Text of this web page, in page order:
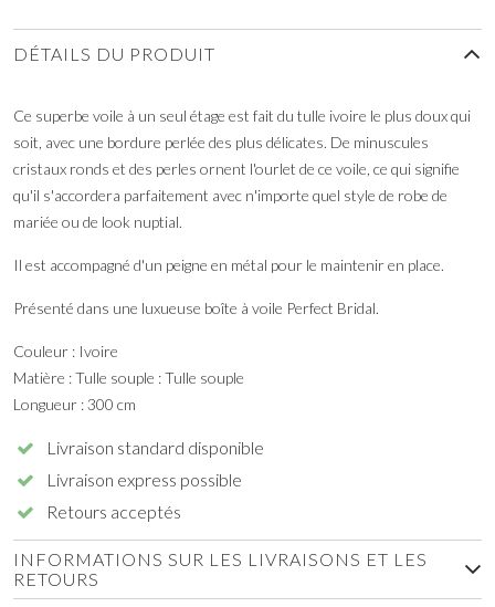
DÉTAILS DU PRODUIT
Ce superbe voile à un seul étage est fait du tulle ivoire le plus doux qui
soit, avec une bordure perlée des plus délicates. De minuscules
cristaux ronds et des perles ornent l'ourlet de ce voile, ce qui signifie
qu'il s'accordera parfaitement avec n'importe quel style de robe de
mariée ou de look nuptial.
Il est accompagné d'un peigne en métal pour le maintenir en place.
Présenté dans une luxueuse boîte à voile Perfect Bridal.
Couleur : Ivoire
Matière : Tulle souple : Tulle souple
Longueur : 300 cm
Livraison standard disponible
Livraison express possible
Retours acceptés
INFORMATIONS SUR LES LIVRAISONS ET LES
RETOURS